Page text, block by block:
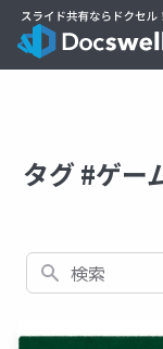
タグ #ゲー
検索